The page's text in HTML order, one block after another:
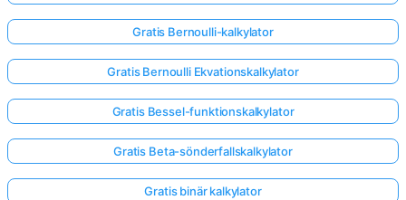
frågor
än
Ställ
första
fråga
Gratis Bernoulli-kalkylator
Gratis Bernoulli Ekvationskalkylator
Gratis Bessel-funktionskalkylator
Gratis Beta-sönderfallskalkylator
Gratis binär kalkylator